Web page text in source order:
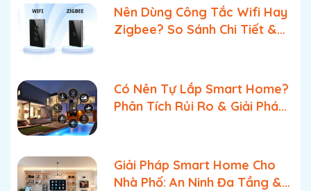
Nên Dùng Công Tắc Wifi Hay
Zigbee? So Sánh Chi Tiết &
Có Nên Tự Lắp Smart Home?
Phân Tích Rủi Ro & Giải Pháp
Giải Pháp Smart Home Cho
Nhà Phố: An Ninh Đa Tầng &